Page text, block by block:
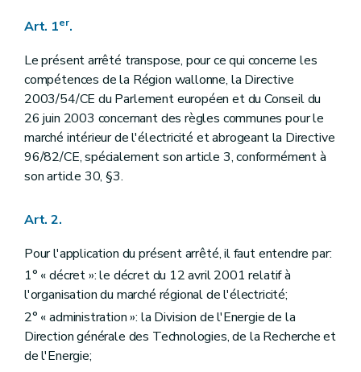
Art. 36
Art. 37
Section 4
Sous-section première Fourniture minimale garantie et défaut récurrent de paiement
Art. 38
Art. 39
Sous-section 2 Procédure conduisant à la coupure d'électricité suite à un défaut récurrent de paiement
Art. 40
Sous-section 3 Recouvrement de la dette relative à la fourniture minimale garantie
Art. 41
Chapitre IV Obligations de service public à caractère social
Section première
Section 2 Procédure applicable au client résidentiel en cas de non-paiement
Art. 29
Art. 30
Section 3 Défaut de paiement d'un client résidentiel et placement du compteur à budget
Art. 31
Art. 32
Art. 33
Art. 34
Art. 1er.
Le présent arrêté transpose, pour ce qui concerne les
compétences de la Région wallonne, la Directive
2003/54/CE du Parlement européen et du Conseil du
26 juin 2003 concernant des règles communes pour le
marché intérieur de l'électricité et abrogeant la Directive
96/82/CE, spécialement son article 3, conformément à
son article 30, §3.
Art. 2.
Pour l'application du présent arrêté, il faut entendre par:
1° « décret »: le décret du 12 avril 2001 relatif à
l'organisation du marché régional de l'électricité;
2° « administration »: la Division de l'Energie de la
Direction générale des Technologies, de la Recherche et
de l'Energie;